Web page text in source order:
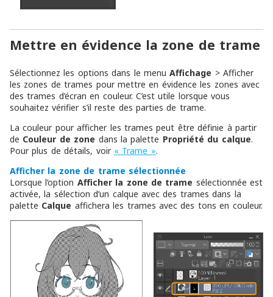
Mettre en évidence la zone de trame
Sélectionnez les options dans le menuAffichage > Afficher
les zones de trames pour mettre en évidence les zones avec
des trames d’écran en couleur. C’est utile lorsque vous
souhaitez vérifier s’il reste des parties de trame.
La couleur pour afficher les trames peut être définie à partir
de Couleur de zone dans la palette Propriété du calque.
Pour plus de détails, voir « Trame ».
Afficher la zone de trame sélectionnée
Lorsque l’option Afficher la zone de trame sélectionnée est
activée, la sélection d’un calque avec des trames dans la
palette Calque affichera les trames avec des tons en couleur.